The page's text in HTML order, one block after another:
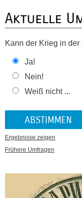
Aktuelle
Kann der Krieg in
Ja!
Nein!
Weiß nicht ...
Ergebnisse zeigen
Frühere Umfragen